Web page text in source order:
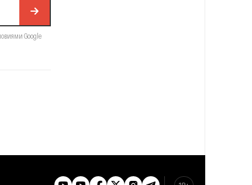
Google